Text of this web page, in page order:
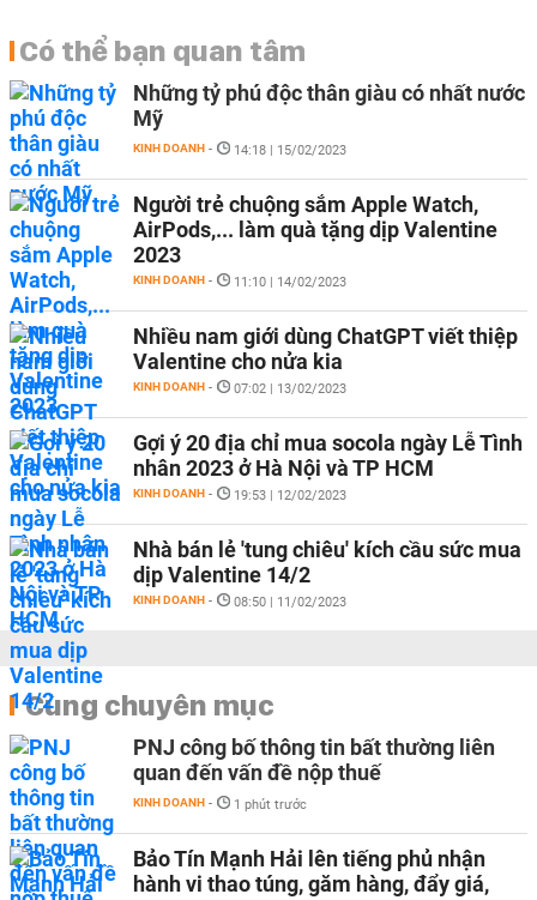
Có thể bạn quan tâm
Những tỷ phú độc thân giàu có nhất nước
Mỹ
KINH DOANH - 14:18 | 15/02/2023
Người trẻ chuộng sắm Apple Watch,
AirPods,... làm quà tặng dịp Valentine
2023
KINH DOANH - 11:10 | 14/02/2023
Nhiều nam giới dùng ChatGPT viết thiệp
Valentine cho nửa kia
KINH DOANH - 07:02 | 13/02/2023
Gợi ý 20 địa chỉ mua socola ngày Lễ Tình
nhân 2023 ở Hà Nội và TP HCM
KINH DOANH - 19:53 | 12/02/2023
Nhà bán lẻ 'tung chiêu' kích cầu sức mua
dịp Valentine 14/2
KINH DOANH - 08:50 | 11/02/2023
Cùng chuyên mục
PNJ công bố thông tin bất thường liên
quan đến vấn đề nộp thuế
KINH DOANH - 1 phút trước
Bảo Tín Mạnh Hải lên tiếng phủ nhận
hành vi thao túng, găm hàng, đẩy giá,